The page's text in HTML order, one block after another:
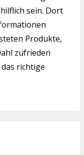
sein. Dort
Produkte,
zufrieden
richtige